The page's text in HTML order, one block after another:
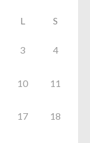
L S
3 4
10 11
17 18